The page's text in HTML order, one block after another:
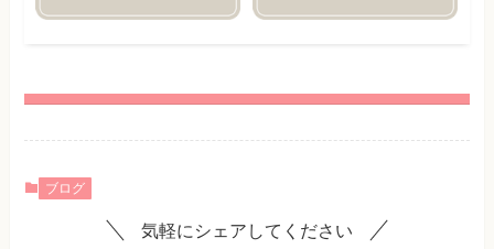
ブログ
気軽にシェアしてください